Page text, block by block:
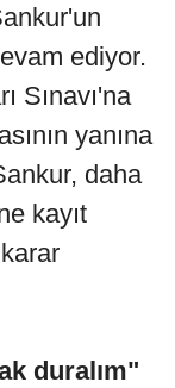
ediyor.
Sınavı'na
yanına
daha
kayıt
duralım"